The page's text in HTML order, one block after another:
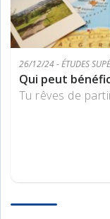
26/12/24 - ÉTUDES
Qui peut
Tu rêves de